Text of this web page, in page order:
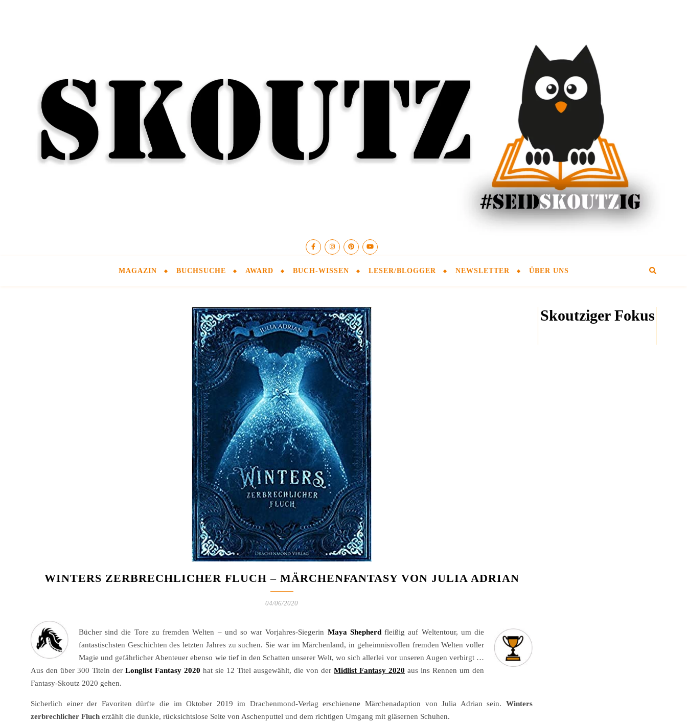
MAGAZIN BUCHSUCHE AWARD BUCH-WISSEN LESER/BLOGGER NEWSLETTER ÜBER UNS
WINTERS ZERBRECHLICHER FLUCH – MÄRCHENFANTASY VON JULIA ADRIAN
04/06/2020
Bücher sind die Tore zu fremden Welten – und so war Vorjahres-Siegerin Maya Shepherdfleißig auf Weltentour, um die
fantastischsten Geschichten des letzten Jahres zu suchen. Sie war im Märchenland, in geheimnisvollen fremden Welten voller
Magie und gefährlicher Abenteuer ebenso wie tief in den Schatten unserer Welt, wo sich allerlei vor unseren Augen verbirgt …
Aus den über 300 Titeln der Longlist Fantasy 2020 hat sie 12 Titel ausgewählt, die von der Midlist Fantasy 2020 aus ins Rennen um den
Fantasy-Skoutz 2020 gehen.
Sicherlich einer der Favoriten dürfte die im Oktober 2019 im Drachenmond-Verlag erschienene Märchenadaption von Julia Adrian sein. Winters
zerbrechlicher Fluch erzählt die dunkle, rücksichtslose Seite von Aschenputtel und dem richtigen Umgang mit gläsernen Schuhen.
Skoutziger Fokus